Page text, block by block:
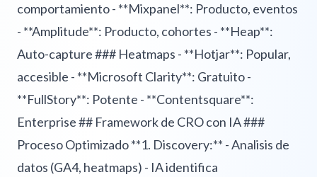
comportamiento - **Mixpanel**: Producto, eventos
- **Amplitude**: Producto, cohortes - **Heap**:
Auto-capture ### Heatmaps - **Hotjar**: Popular,
accesible - **Microsoft Clarity**: Gratuito -
**FullStory**: Potente - **Contentsquare**:
Enterprise ## Framework de CRO con IA ###
Proceso Optimizado **1. Discovery:** - Analisis de
datos (GA4, heatmaps) - IA identifica